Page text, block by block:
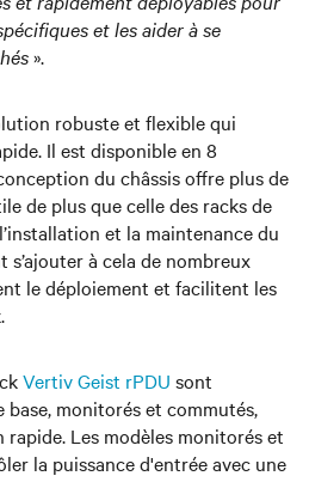
et les aider à se
».
robuste et flexible qui
Il est disponible en 8
du châssis offre plus de
de plus que celle des racks de
et la maintenance du
à cela de nombreux
le déploiement et facilitent les
Vertiv Geist rPDU sont
base, monitorés et commutés,
Les modèles monitorés et
la puissance d'entrée avec une